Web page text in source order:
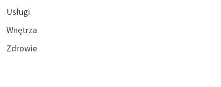
Usługi
Wnętrza
Zdrowie